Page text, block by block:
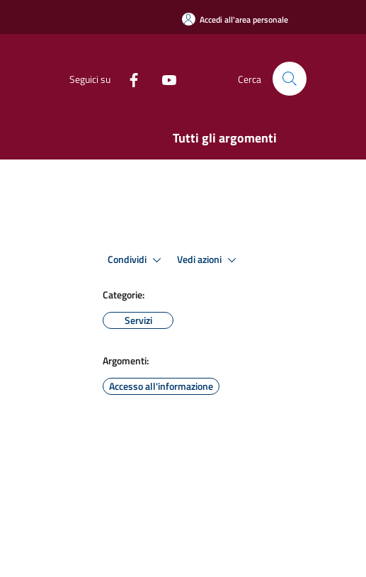
Accedi all'area personale
Seguici su Cerca
Tutti gli argomenti
Condividi Vedi azioni
Categorie:
Servizi
Argomenti:
Accesso all'informazione